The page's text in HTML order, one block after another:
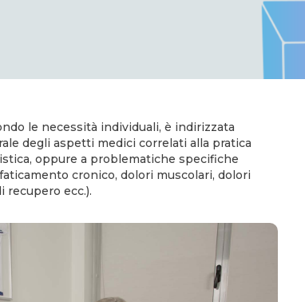
le necessità individuali, è indirizzata
degli aspetti medici correlati alla pratica
oppure a problematiche specifiche
cronico, dolori muscolari, dolori
recupero ecc.).